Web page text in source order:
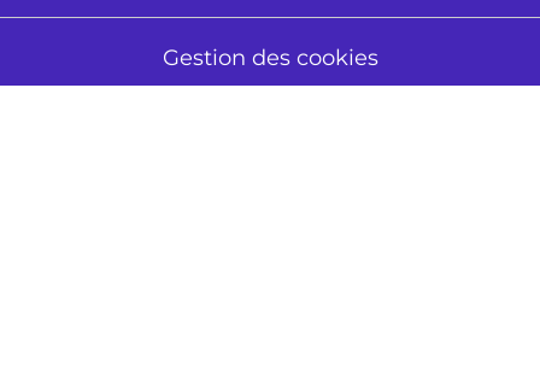
Gestion des cookies